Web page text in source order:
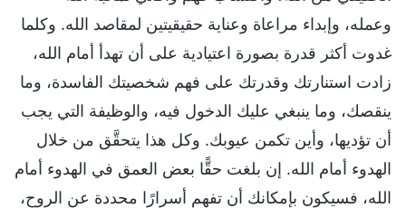
وعمله، وإبداء مراعاة وعناية حقيقيتين لمقاصد الله. وكلما
غدوت أكثر قدرة بصورة اعتيادية على أن تهدأ أمام الله،
زادت استنارتك وقدرتك على فهم شخصيتك الفاسدة، وما
ينقصك، وما ينبغي عليك الدخول فيه، والوظيفة التي يجب
أن تؤديها، وأين تكمن عيوبك. وكل هذا يتحقَّق من خلال
الهدوء أمام الله. إن بلغت حقًّا بعض العمق في الهدوء أمام
الله، فسيكون بإمكانك أن تفهم أسرارًا محددة عن الروح،